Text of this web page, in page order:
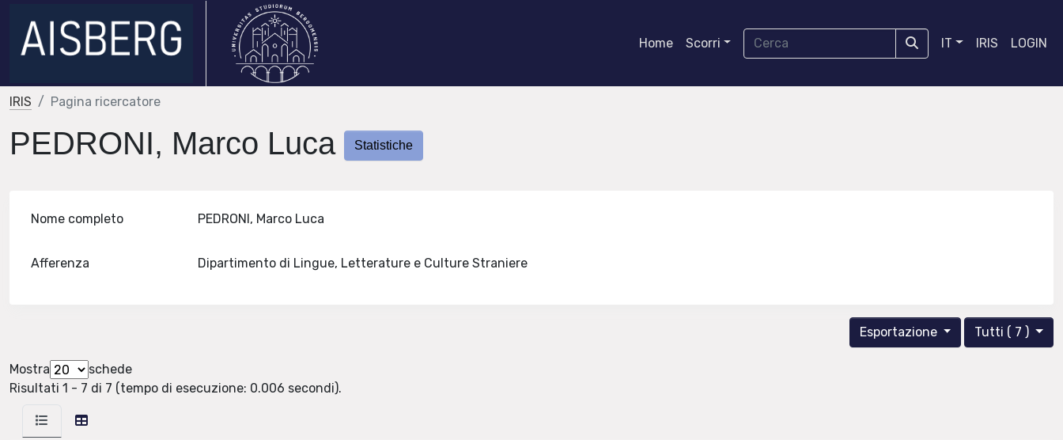
Home Scorri IT IRIS LOGIN
IRIS Pagina ricercatore
PEDRONI, Marco Luca Statistiche
Nome completo PEDRONI, Marco Luca
Afferenza Dipartimento di Lingue, Letterature e Culture Straniere
Tutti ( 7 )
Esportazione
Mostra
schede
Risultati 1 - 7 di 7 (tempo di esecuzione: 0.006 secondi).